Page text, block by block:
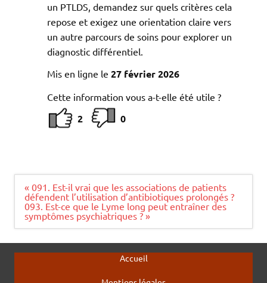
un PTLDS, demandez sur quels critères cela
repose et exigez une orientation claire vers
un autre parcours de soins pour explorer un
diagnostic différentiel.
Mis en ligne le 27 février 2026
Cette information vous a-t-elle été utile ?
2 0
Navigation
de
l’article
« 091. Est-il vrai que les associations de patients
défendent l’utilisation d’antibiotiques prolongés ?
093. Est-ce que le Lyme long peut entraîner des
symptômes psychiatriques ? »
Accueil